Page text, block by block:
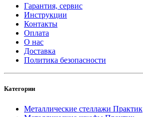
Гарантия, сервис
Инструкции
Контакты
Оплата
О нас
Доставка
Политика безопасности
Категории
Металлические стеллажи Практик